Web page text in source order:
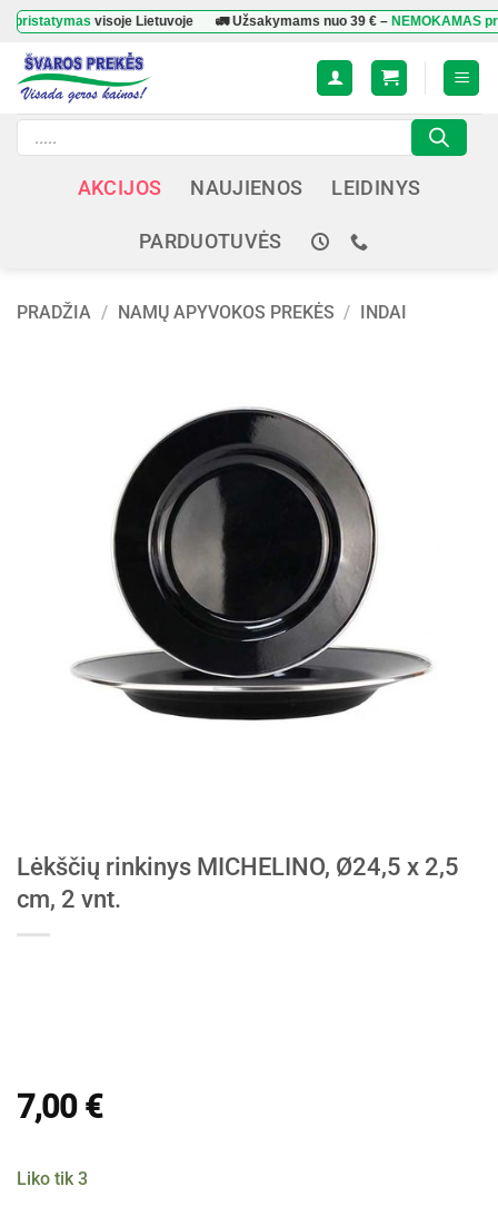
Skip
content
visoje Lietuvoje 🚛 Užsakymams nuo39 €–NEMOKAMAS
Products
search
AKCIJOS NAUJIENOS LEIDINYS
PARDUOTUVĖS
PRADŽIA / NAMŲ APYVOKOS PREKĖS / INDAI
Lėkščių rinkinys MICHELINO, Ø24,5 x 2,5
cm, 2 vnt.
7,00 €
Liko tik 3